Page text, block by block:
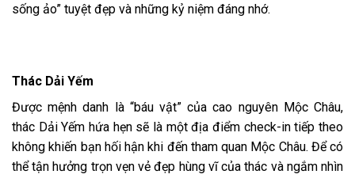
sống ảo” tuyệt đẹp và những kỷ niệm đáng nhớ.
Thác Dải Yếm
Được mệnh danh là “báu vật” của cao nguyên Mộc Châu,
thác Dải Yếm hứa hẹn sẽ là một địa điểm check-in tiếp theo
không khiến bạn hối hận khi đến tham quan Mộc Châu. Để có
thể tận hưởng trọn vẹn vẻ đẹp hùng vĩ của thác và ngắm nhìn